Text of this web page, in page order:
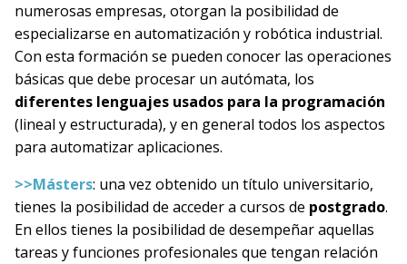
numerosas empresas, otorgan la posibilidad de
especializarse en automatización y robótica industrial.
Con esta formación se pueden conocer las operaciones
básicas que debe procesar un autómata, los
diferentes lenguajes usados para la programación
(lineal y estructurada), y en general todos los aspectos
para automatizar aplicaciones.
>>Másters: una vez obtenido un título universitario,
tienes la posibilidad de acceder a cursos de postgrado.
En ellos tienes la posibilidad de desempeñar aquellas
tareas y funciones profesionales que tengan relación